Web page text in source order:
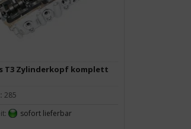
T3 Zylinderkopf komplett
285
sofort lieferbar